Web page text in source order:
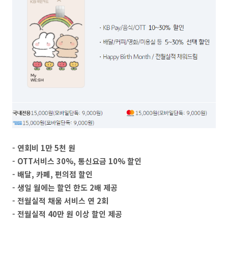
- 연회비 1만 5천 원
- OTT서비스 30%, 통신요금 10% 할인
- 배달, 카페, 편의점 할인
- 생일 월에는 할인 한도 2배 제공
- 전월실적 채움 서비스 연 2회
- 전월실적 40만 원 이상 할인 제공